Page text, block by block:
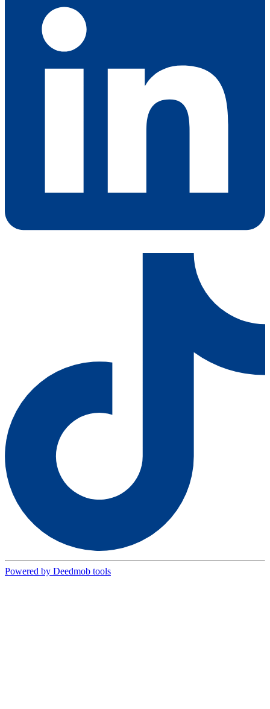
Powered by Deedmob tools